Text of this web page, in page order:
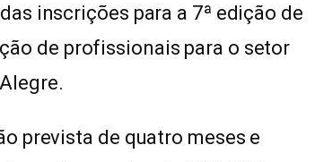
inscrições para a 7ª edição de
de profissionais para o setor
prevista de quatro meses e